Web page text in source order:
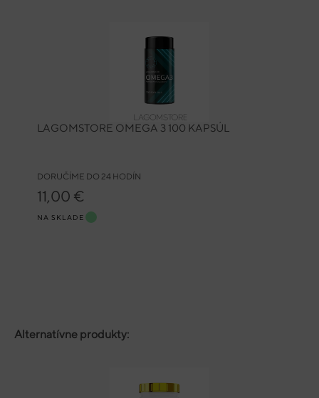
LAGOMSTORE OMEGA 3 100 KAPSÚL
DORUČÍME DO 24 HODÍN
11,00 €
NA SKLADE
Alternatívne produkty: